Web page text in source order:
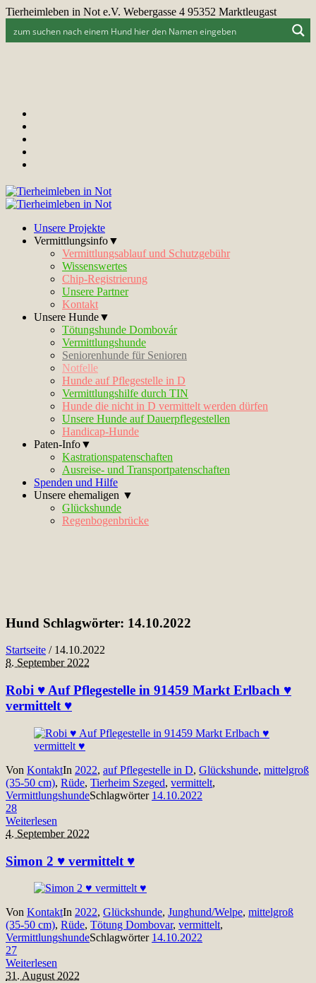
Tierheimleben in Not e.V. Webergasse 4 95352 Marktleugast
Unsere Projekte
Vermittlungsinfo▼
Vermittlungsablauf und Schutzgebühr
Wissenswertes
Chip-Registrierung
Unsere Partner
Kontakt
Unsere Hunde▼
Tötungshunde Dombovár
Vermittlungshunde
Seniorenhunde für Senioren
Notfelle
Hunde auf Pflegestelle in D
Vermittlungshilfe durch TIN
Hunde die nicht in D vermittelt werden dürfen
Unsere Hunde auf Dauerpflegestellen
Handicap-Hunde
Paten-Info▼
Kastrationspatenschaften
Ausreise- und Transportpatenschaften
Spenden und Hilfe
Unsere ehemaligen ▼
Glückshunde
Regenbogenbrücke
Hund Schlagwörter: 14.10.2022
Startseite / 14.10.2022
8. September 2022
Robi ♥ Auf Pflegestelle in 91459 Markt Erlbach ♥
vermittelt ♥
Von KontaktIn 2022, auf Pflegestelle in D, Glückshunde, mittelgroß
(35-50 cm), Rüde, Tierheim Szeged, vermittelt,
VermittlungshundeSchlagwörter 14.10.2022
28
Weiterlesen
4. September 2022
Simon 2 ♥ vermittelt ♥
Von KontaktIn 2022, Glückshunde, Junghund/Welpe, mittelgroß
(35-50 cm), Rüde, Tötung Dombovar, vermittelt,
VermittlungshundeSchlagwörter 14.10.2022
27
Weiterlesen
31. August 2022